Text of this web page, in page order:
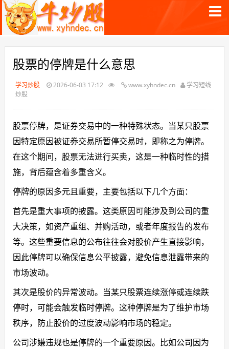
股票的停牌是什么意思
学习炒股 2026-06-03 17:12 www.xyhndec.cn
学习短线
炒股
股票停牌，是证券交易中的一种特殊状态。当某只股票
因特定原因被证券交易所暂停交易时，即称之为停牌。
在这个期间，股票无法进行买卖，这是一种临时性的措
施，背后蕴含着多重含义。
停牌的原因多元且重要，主要包括以下几个方面：
首先是重大事项的披露。这类原因可能涉及到公司的重
大决策，如资产重组、并购活动，或者年度报告的发布
等。这些重要信息的公布往往会对股价产生直接影响，
因此停牌可以确保信息公平披露，避免信息泄露带来的
市场波动。
其次是股价的异常波动。当某只股票连续涨停或连续跌
停时，可能会触发临时停牌。这种停牌是为了维护市场
秩序，防止股价的过度波动影响市场的稳定。
公司涉嫌违规也是停牌的一个重要原因。比如公司因为